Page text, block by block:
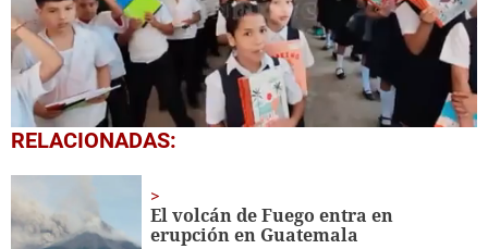
0
seconds
56
seconds
RELACIONADAS:
El volcán de Fuego entra en
erupción en Guatemala